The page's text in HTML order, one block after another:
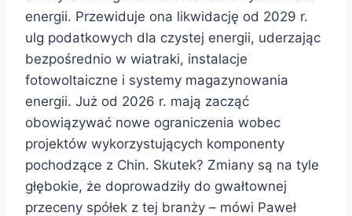
energii. Przewiduje ona likwidację od 2029 r.
ulg podatkowych dla czystej energii, uderzając
bezpośrednio w wiatraki, instalacje
fotowoltaiczne i systemy magazynowania
energii. Już od 2026 r. mają zacząć
obowiązywać nowe ograniczenia wobec
projektów wykorzystujących komponenty
pochodzące z Chin. Skutek? Zmiany są na tyle
głębokie, że doprowadziły do gwałtownej
przeceny spółek z tej branży – mówi Paweł